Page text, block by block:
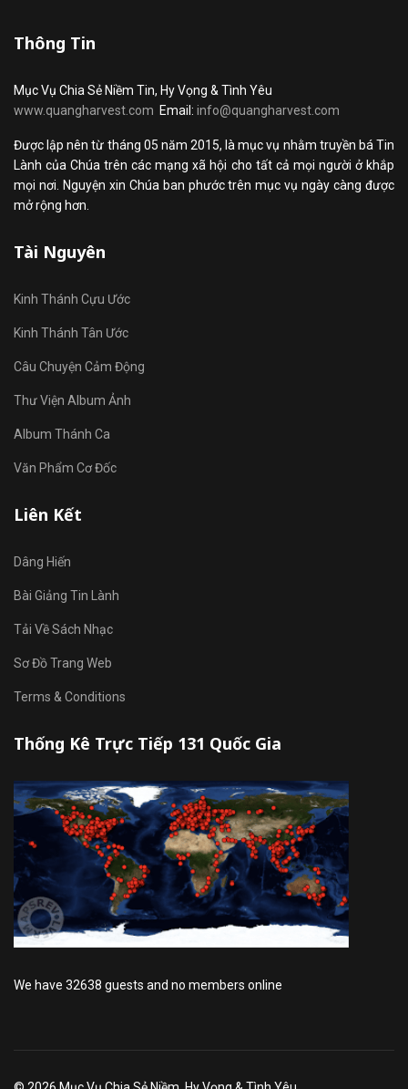
Thông Tin
Mục Vụ Chia Sẻ Niềm Tin, Hy Vọng & Tình Yêu
www.quangharvest.com Email: info@quangharvest.com
Được lập nên từ tháng 05 năm 2015, là mục vụ nhằm truyền bá Tin
Lành của Chúa trên các mạng xã hội cho tất cả mọi người ở khắp
mọi nơi. Nguyện xin Chúa ban phước trên mục vụ ngày càng được
mở rộng hơn.
Tài Nguyên
Kinh Thánh Cựu Ước
Kinh Thánh Tân Ước
Câu Chuyện Cảm Động
Thư Viện Album Ảnh
Album Thánh Ca
Văn Phẩm Cơ Đốc
Liên Kết
Dâng Hiến
Bài Giảng Tin Lành
Tải Về Sách Nhạc
Sơ Đồ Trang Web
Terms & Conditions
Thống Kê Trực Tiếp 131 Quốc Gia
We have 32638 guests and no members online